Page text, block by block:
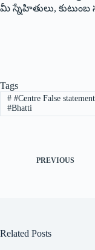
మీ స్నేహితులు,
Tags
##Centre False
#Bhatti
PREVIOUS
Related Posts